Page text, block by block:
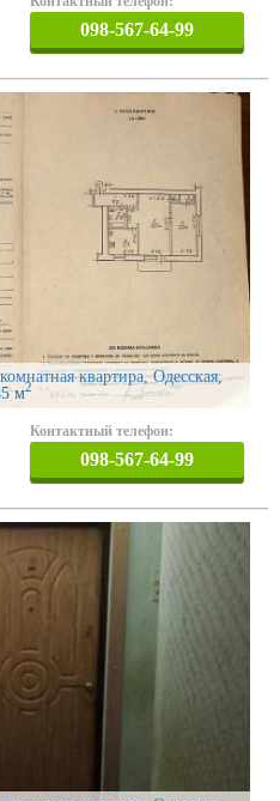
098-567-64-99
квартира, Одесская,
м2
Контактный телефон:
098-567-64-99